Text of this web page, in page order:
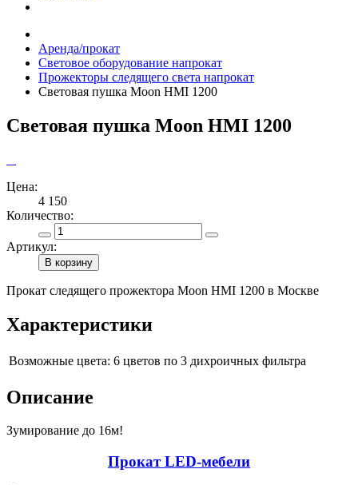
Аренда/прокат
Световое оборудование напрокат
Прожекторы следящего света напрокат
Световая пушка Moon HMI 1200
Световая пушка Moon HMI 1200
Цена:
4 150
Количество:
Артикул:
В корзину
Прокат следящего прожектора Moon HMI 1200 в Москве
Характеристики
Возможные цвета: 6 цветов по 3 дихроичных фильтра
Описание
Зумирование до 16м!
Прокат LED-мебели